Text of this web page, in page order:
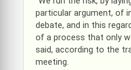
particular argument, of
debate, and in this
of a process that only
said, according to the
meeting.